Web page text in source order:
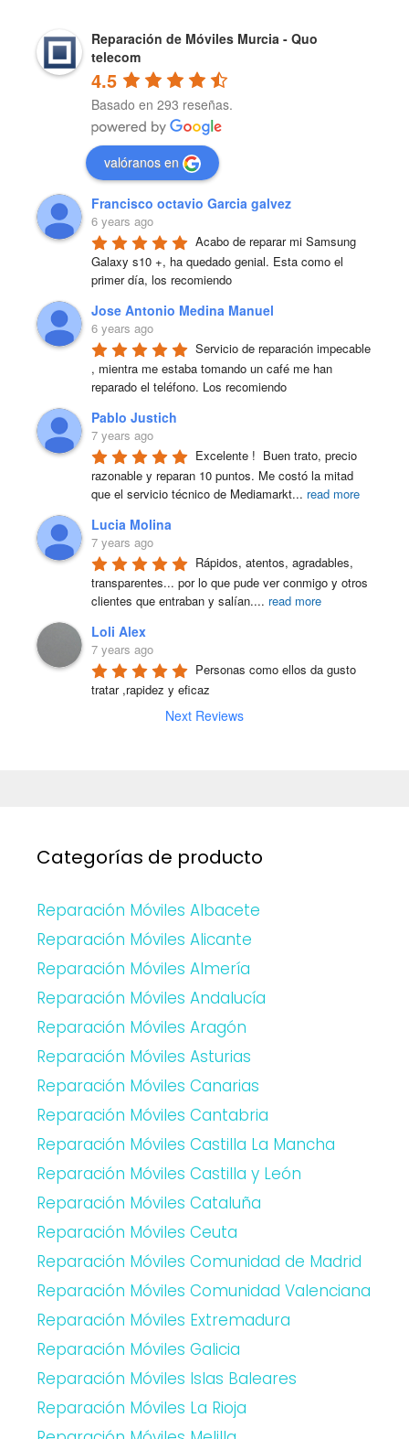
Reparación de Móviles Murcia - Quo
telecom
4.5
Basado en 293 reseñas.
valóranos en
Francisco octavio Garcia galvez
6 years ago
Acabo de reparar mi Samsung
Galaxy s10 +, ha quedado genial. Esta como el
primer día, los recomiendo
Jose Antonio Medina Manuel
6 years ago
Servicio de reparación impecable
, mientra me estaba tomando un café me han
reparado el teléfono. Los recomiendo
Pablo Justich
7 years ago
Excelente !  Buen trato, precio
razonable y reparan 10 puntos. Me costó la mitad
que el servicio técnico de Mediamarkt... read more
Lucia Molina
7 years ago
Rápidos, atentos, agradables,
transparentes... por lo que pude ver conmigo y otros
clientes que entraban y salían.... read more
Loli Alex
7 years ago
Personas como ellos da gusto
tratar ,rapidez y eficaz
Next Reviews
Categorías de producto
Reparación Móviles Albacete
Reparación Móviles Alicante
Reparación Móviles Almería
Reparación Móviles Andalucía
Reparación Móviles Aragón
Reparación Móviles Asturias
Reparación Móviles Canarias
Reparación Móviles Cantabria
Reparación Móviles Castilla La Mancha
Reparación Móviles Castilla y León
Reparación Móviles Cataluña
Reparación Móviles Ceuta
Reparación Móviles Comunidad de Madrid
Reparación Móviles Comunidad Valenciana
Reparación Móviles Extremadura
Reparación Móviles Galicia
Reparación Móviles Islas Baleares
Reparación Móviles La Rioja